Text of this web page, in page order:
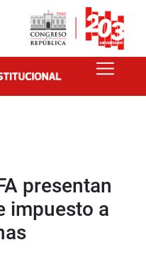
presentan
impuesto a